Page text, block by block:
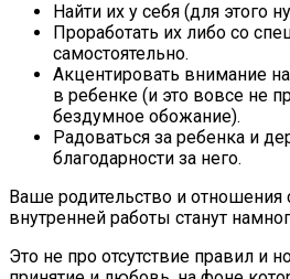
Найти их у себя (для этого
Проработать их либо со
самостоятельно.
Акцентировать внимание
в ребенке (и это вовсе не
бездумное обожание).
Радоваться за ребенка и
благодарности за него.
Ваше родительство и отношения
внутренней работы станут
Это не про отсутствие правил и